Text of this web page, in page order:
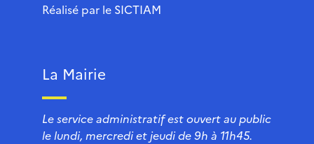
Réalisé par le SICTIAM
La Mairie
Le service administratif est ouvert au public
le lundi, mercredi et jeudi de 9h à 11h45.